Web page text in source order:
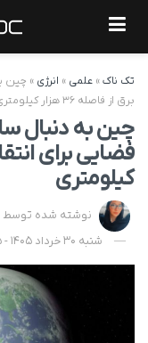
تک ناک» علمی » انرژی » چین
برق از فاصله ۳۶ هزار کیلومتری
چین به‌ دنبال
کیلومتری
نوشته شده توسط
شنبه 30 خرداد 1405 - 11:35